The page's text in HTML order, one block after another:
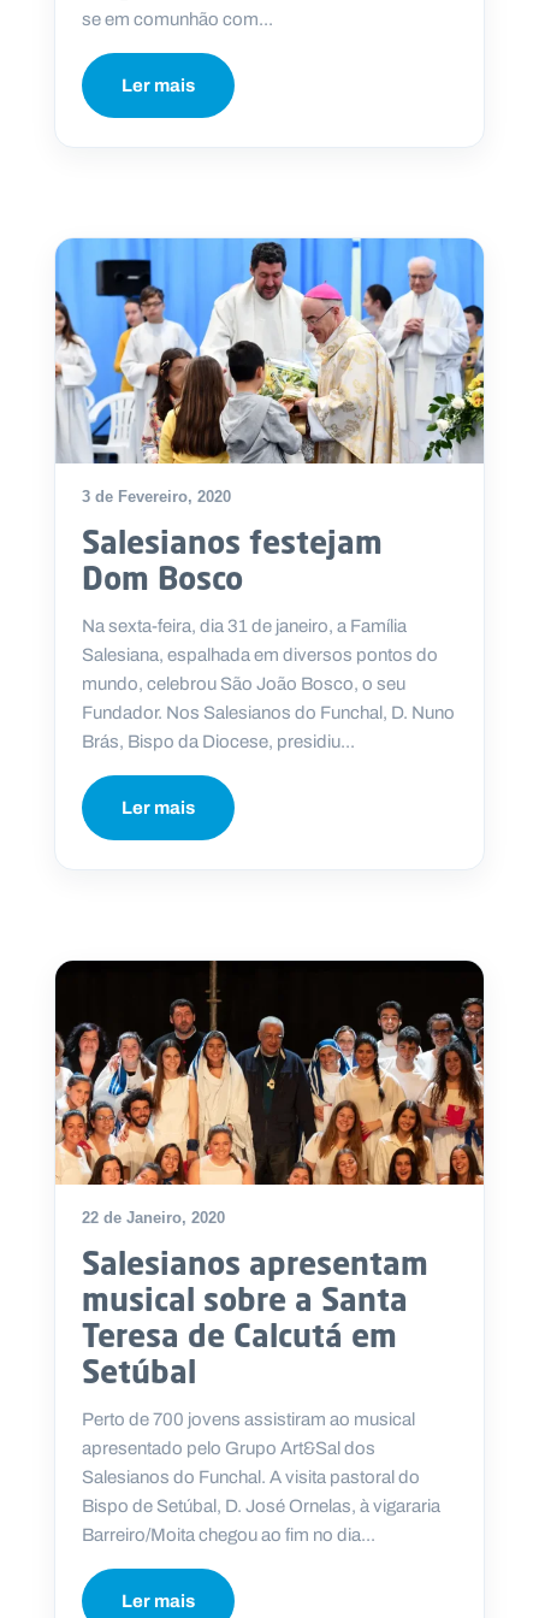
se em comunhão com...
Ler mais
3 de Fevereiro, 2020
Salesianos festejam
Dom Bosco
Na sexta-feira, dia 31 de janeiro, a Família
Salesiana, espalhada em diversos pontos do
mundo, celebrou São João Bosco, o seu
Fundador. Nos Salesianos do Funchal, D. Nuno
Brás, Bispo da Diocese, presidiu...
Ler mais
22 de Janeiro, 2020
Salesianos apresentam
musical sobre a Santa
Teresa de Calcutá em
Setúbal
Perto de 700 jovens assistiram ao musical
apresentado pelo Grupo Art&Sal dos
Salesianos do Funchal. A visita pastoral do
Bispo de Setúbal, D. José Ornelas, à vigararia
Barreiro/Moita chegou ao fim no dia...
Ler mais